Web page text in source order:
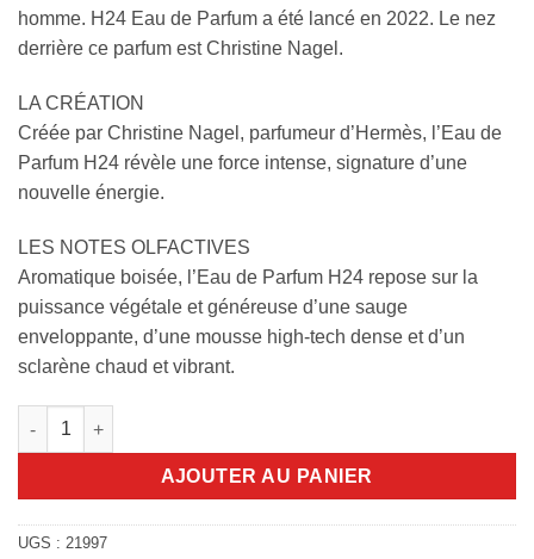
homme. H24 Eau de Parfum a été lancé en 2022. Le nez
derrière ce parfum est Christine Nagel.
LA CRÉATION
Créée par Christine Nagel, parfumeur d’Hermès, l’Eau de
Parfum H24 révèle une force intense, signature d’une
nouvelle énergie.
LES NOTES OLFACTIVES
Aromatique boisée, l’Eau de Parfum H24 repose sur la
puissance végétale et généreuse d’une sauge
enveloppante, d’une mousse high-tech dense et d’un
sclarène chaud et vibrant.
quantité de H24 Eau de Parfum 175ml
AJOUTER AU PANIER
UGS : 21997